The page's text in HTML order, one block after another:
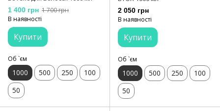
1 400 грн 1 700 грн
В наявності
Купити
Об `єм
1000 500 250
100
50
2 050 грн
В наявності
Купити
Об `єм
1000 500 250
100
50